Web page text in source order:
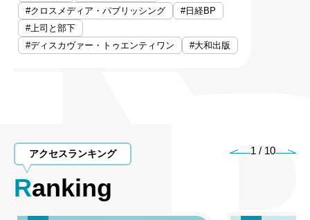
#クロスメディア・パブリッシング
#日経BP
#上司と部下
#ディスカヴァー・トゥエンティワン
#大和出版
アクセスランキング
Ranking
1 / 10